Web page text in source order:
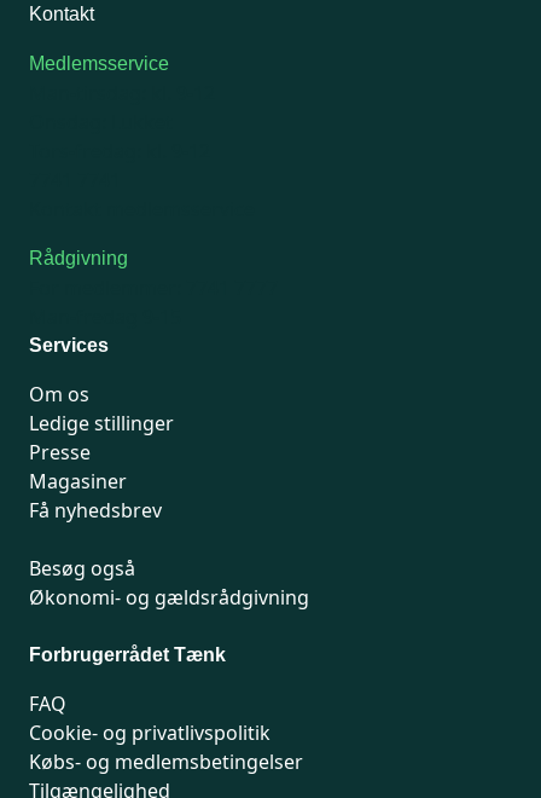
Kontakt
Medlemsservice
Rådgivning
Services
Om os
Ledige stillinger
Presse
Magasiner
Få nyhedsbrev
Besøg også
Økonomi- og gældsrådgivning
Forbrugerrådet Tænk
FAQ
Cookie- og privatlivspolitik
Købs- og medlemsbetingelser
Tilgængelighed